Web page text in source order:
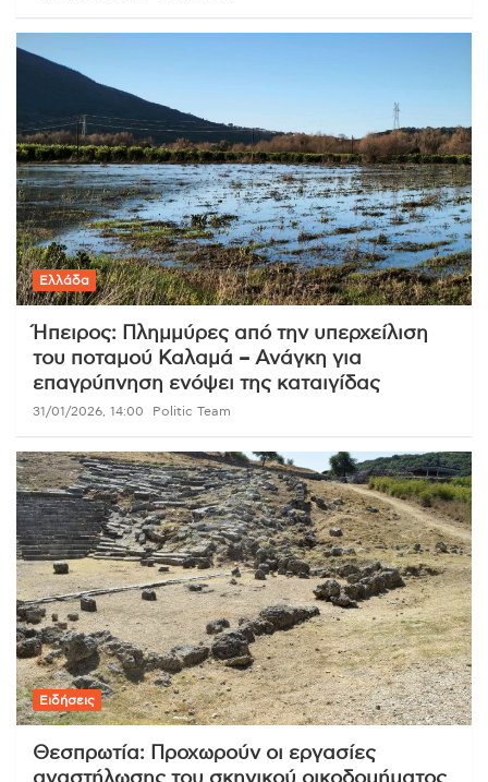
Ελλάδα
Ήπειρος: Πλημμύρες από την υπερχείλιση
του ποταμού Καλαμά – Ανάγκη για
επαγρύπνηση ενόψει της καταιγίδας
31/01/2026, 14:00 Politic Team
Ειδήσεις
Θεσπρωτία: Προχωρούν οι εργασίες